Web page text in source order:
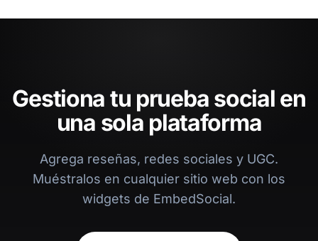
Gestiona tu prueba social en
una sola plataforma
Agrega reseñas, redes sociales y UGC.
Muéstralos en cualquier sitio web con los
widgets de EmbedSocial.